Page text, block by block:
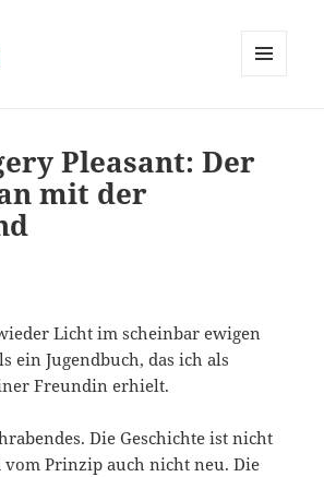
Pleasant: Der
mit der
Licht im scheinbar ewigen
ein Jugendbuch, das ich als
Freundin erhielt.
Die Geschichte ist nicht
Prinzip auch nicht neu. Die